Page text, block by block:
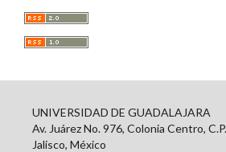
UNIVERSIDAD DE GUADALAJARA
Av. Juárez No. 976, Colonia Centro,
Jalisco, México